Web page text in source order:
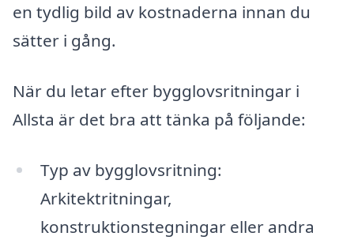
en tydlig bild av kostnaderna innan du
sätter i gång.
När du letar efter bygglovsritningar i
Allsta är det bra att tänka på följande:
Typ av bygglovsritning:
Arkitektritningar,
konstruktionstegningar eller andra